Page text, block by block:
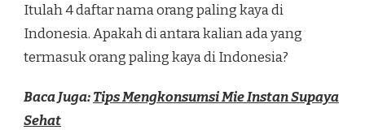
Itulah 4 daftar nama orang paling kaya di
Indonesia. Apakah di antara kalian ada yang
termasuk orang paling kaya di Indonesia?
Baca Juga:Tips Mengkonsumsi Mie Instan Supaya
Sehat